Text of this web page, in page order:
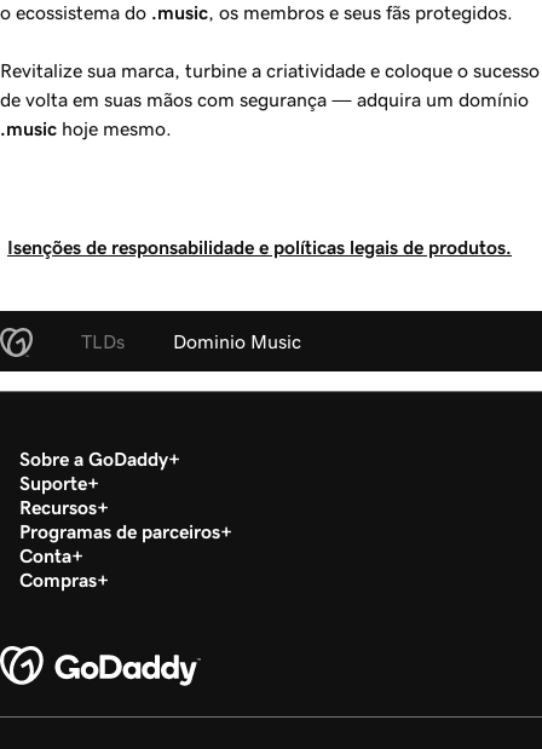
o ecossistema do .music , os membros e seus fãs protegidos.
Revitalize sua marca, turbine a criatividade e coloque o sucesso
de volta em suas mãos com segurança — adquira um domínio
.music hoje mesmo.
Isenções de responsabilidade e políticas legais de produtos.
TLDs Dominio Music
Sobre a GoDaddy
Suporte
Recursos
Programas de parceiros
Conta
Compras